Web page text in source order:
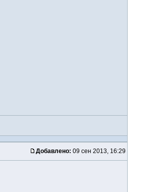
Добавлено: 09 сен 2013, 16:29